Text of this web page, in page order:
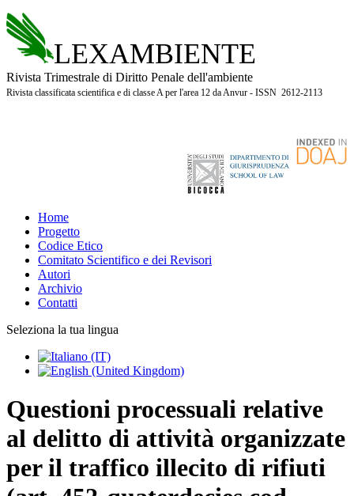
LEXAMBIENTE
Rivista Trimestrale di Diritto Penale dell'ambiente
Rivista classificata scientifica e di classe A per l'area 12 da Anvur - ISSN 2612-2113
Home
Progetto
Codice Etico
Comitato Scientifico e dei Revisori
Autori
Archivio
Contatti
Seleziona la tua lingua
Questioni processuali relative
al delitto di attività organizzate
per il traffico illecito di rifiuti